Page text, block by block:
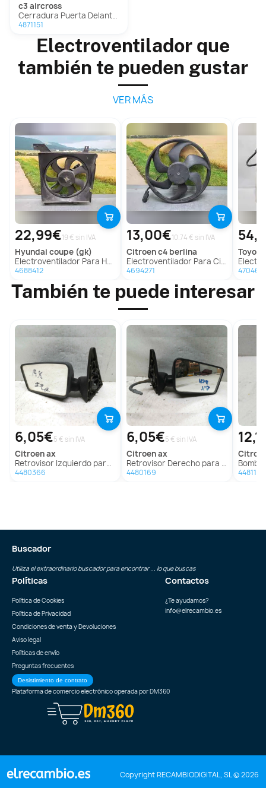
c3 aircross
Cerradura Puerta Delantera Derecha Para Citroen C3 Aircross
4871151
Electroventilador que
también te pueden gustar
VER MÁS
22,99€19 € sin IVA
hyundai coupe (gk)
Electroventilador Para Hyundai Coupe
4688412
13,00€10.74 € sin IVA
citroenc4 berlina
Electroventilador Para Citroen C4 Berlina
4694271
toyota
También te puede interesar
6,05€5 € sin IVA
citroenax
Retrovisor Izquierdo para Citroën Ax
4480366
6,05€5 € sin IVA
citroenax
Retrovisor Derecho para Citroën Ax
4480169
Bomba
4481178
Buscador
Utiliza el extraordinario buscador para encontrar ... lo que buscas
Políticas
Política de Cookies
Política de Privacidad
Condiciones de venta y Devoluciones
Aviso legal
Políticas de envío
Preguntas frecuentes
Desistimiento de contrato
Contactos
¿Te ayudamos?
info@elrecambio.es
Plataforma de comercio electrónico operada porDM360
Copyright RECAMBIODIGITAL, SL © 2026